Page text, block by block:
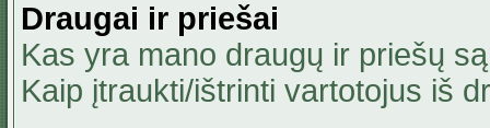
Draugai ir priešai
Kas yra mano draugų ir priešų
Kaip įtraukti/ištrinti vartotojus iš